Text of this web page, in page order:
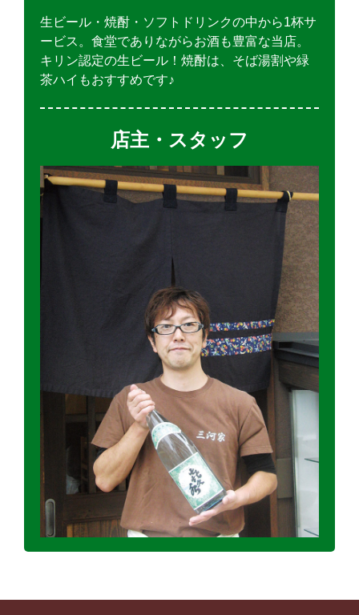
生ビール・焼酎・ソフトドリンクの中から1杯サ
ービス。食堂でありながらお酒も豊富な当店。
キリン認定の生ビール！焼酎は、そば湯割や緑
茶ハイもおすすめです♪
店主・スタッフ